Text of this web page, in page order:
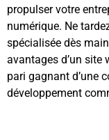
propulser votre
numérique. Ne
spécialisée dès
avantages d’un site
pari gagnant d’une
développement